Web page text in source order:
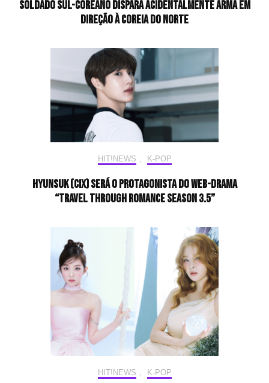
Soldado sul-coreano dispara acidentalmente arma em
direção à Coreia do Norte
HIT!NEWS , K-POP
Hyunsuk (CIX) será o protagonista do web-drama
“Travel Through Romance Season 3.5”
HIT!NEWS , K-POP